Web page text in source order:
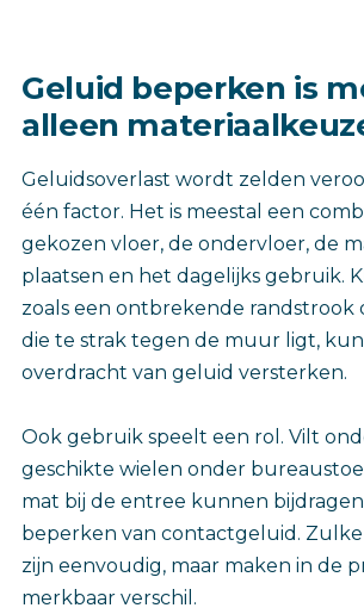
Geluid beperken is
alleen
Geluidsoverlast wordt zelden
één factor. Het is meestal een
gekozen vloer, de ondervloer, de
plaatsen en het dagelijks gebruik.
zoals een ontbrekende randstrook
die te strak tegen de muur ligt,
overdracht van geluid versterken.
Ook gebruik speelt een rol. Vilt
geschikte wielen onder
mat bij de entree kunnen
beperken van contactgeluid.
zijn eenvoudig, maar maken in de
merkbaar verschil.